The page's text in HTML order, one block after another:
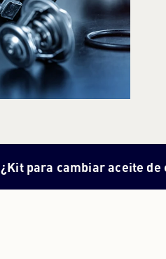
¿Kit para cambiar aceite